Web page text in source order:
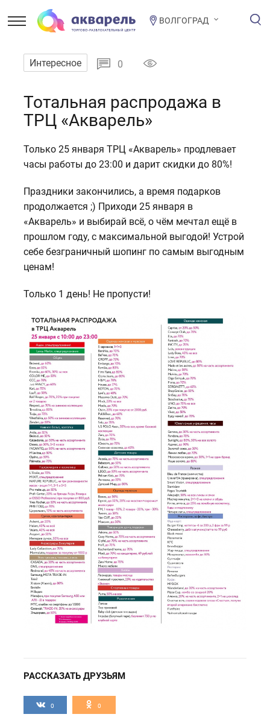
ВОЛГОГРАД
Интересное 0
Тотальная распродажа в
ТРЦ «Акварель»
Только 25 января ТРЦ «Акварель» продлевает
часы работы до 23:00 и дарит скидки до 80%!
Праздники закончились, а время подарков
продолжается ;) Приходи 25 января в
«Акварель» и выбирай всё, о чём мечтал ещё в
прошлом году, с максимальной выгодой! Устрой
себе безграничный шопинг по самым выгодным
ценам!
Только 1 день! Не пропусти!
РАССКАЗАТЬ ДРУЗЬЯМ
0 0